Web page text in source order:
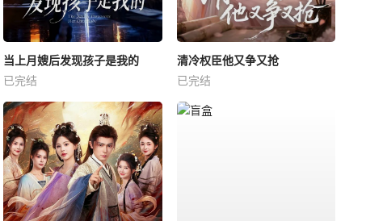
当上月嫂后发现孩子是我的
已完结
清冷权臣他又争又抢
已完结